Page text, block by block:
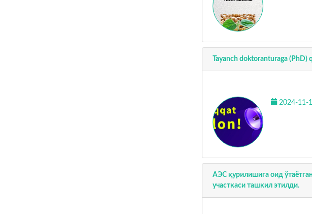
Tayanch doktoranturaga
2024-11-
AЭС қурилишига оид
участкаси ташкил этилди.